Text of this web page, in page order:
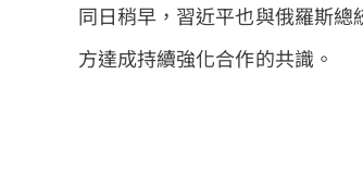
同日稍早，習近平也與俄羅斯
方達成持續強化合作的共識。